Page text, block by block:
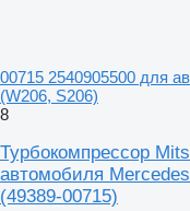
00715 2540905500 для
(W206, S206)
8
Турбокомпрессор
автомобиля
(49389-00715)